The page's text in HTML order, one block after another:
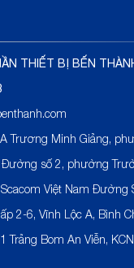
THIẾT BỊ BẾN
Trương Minh Giảng,
số 2, phường
Việt Nam Đường
2-6, Vĩnh Lộc A, Bình
Trảng Bom An Viễn,